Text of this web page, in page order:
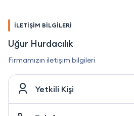
İLETİŞİM BİLGİLERİ
Uğur Hurdacılık
Firmamızın iletişim bilgileri
Yetkili Kişi